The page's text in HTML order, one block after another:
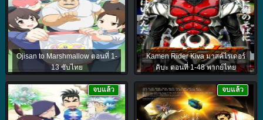
Ojisan to Marshmallow ตอนที่ 1-
13 ซับไทย
Kamen Rider Kiva มาสค์ไรเดอร์
คิบะ ตอนที่ 1-48 พากย์ไทย
จบแล้ว จบแล้ว